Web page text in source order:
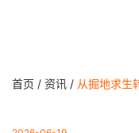
首页 / 资讯 /